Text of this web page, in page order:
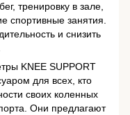
тренировку в зале,
спортивные занятия.
и снизить
KNEE SUPPORT
для всех, кто
своих коленных
Они предлагают